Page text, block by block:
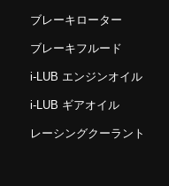
ブレーキローター
ブレーキフルード
i-LUB エンジンオイル
i-LUB ギアオイル
レーシングクーラント